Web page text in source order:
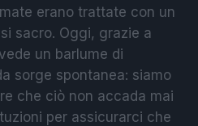
erano trattate con un
sacro. Oggi, grazie a
un barlume di
sorge spontanea: siamo
che ciò non accada mai
per assicurarci che